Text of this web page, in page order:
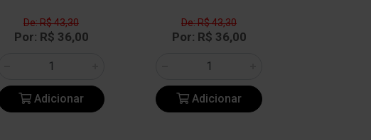
De: R$ 43,30
Por: R$ 36,00
Adicionar
De: R$ 43,30
Por: R$ 36,00
Adicionar